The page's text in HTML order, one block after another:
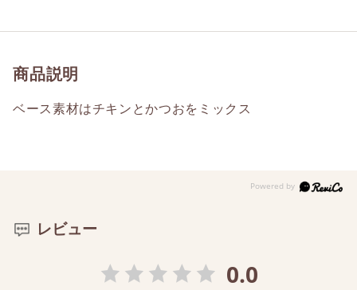
商品説明
ベース素材はチキンとかつおをミックス
レビュー
0.0